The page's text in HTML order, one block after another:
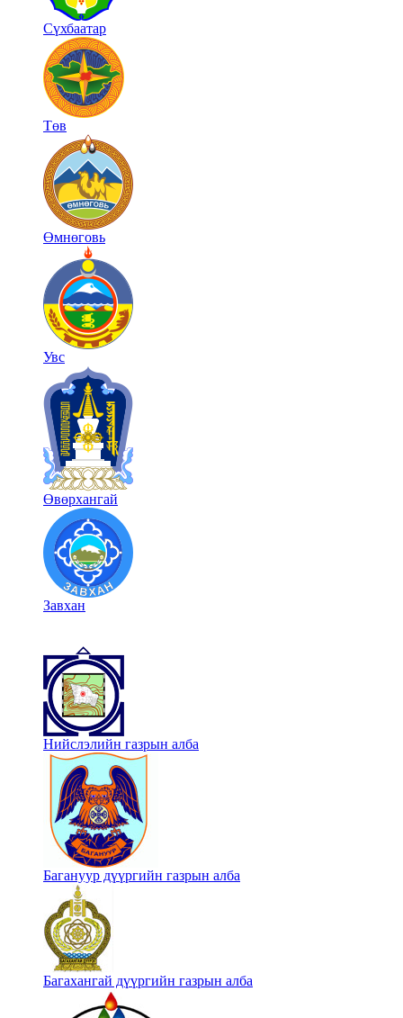
Сүхбаатар
Төв
Өмнөговь
Увс
Өвөрхангай
Завхан
Нийслэлийн газрын алба
Багануур дүүргийн газрын алба
Багахангай дүүргийн газрын алба